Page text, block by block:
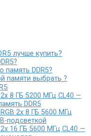
лучше купить?
память DDR5?
памяти выбрать ?
8 ГБ 5200 МГц CL40 —
DDR5
2x 8 ГБ 5600 МГц
подсветкой
16 ГБ 5600 МГц CL40 —